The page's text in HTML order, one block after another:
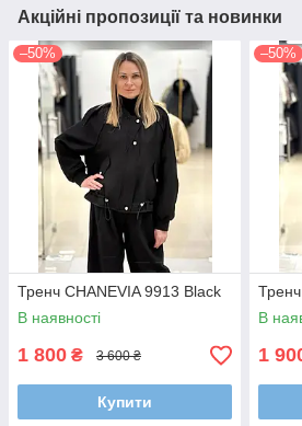
Акційні пропозиції та новинки
–50%
Тренч CHANEVIA 9913 Black
В наявності
1 800 ₴ 3 600 ₴
Купити
–50%
В
1